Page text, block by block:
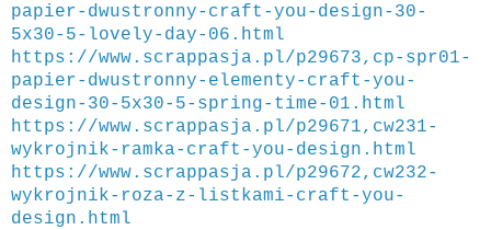
papier-dwustronny-craft-you-design-30-
5x30-5-lovely-day-06.html
https://www.scrappasja.pl/p29673,cp-spr01-
papier-dwustronny-elementy-craft-you-
design-30-5x30-5-spring-time-01.html
https://www.scrappasja.pl/p29671,cw231-
wykrojnik-ramka-craft-you-design.html
https://www.scrappasja.pl/p29672,cw232-
wykrojnik-roza-z-listkami-craft-you-
design.html